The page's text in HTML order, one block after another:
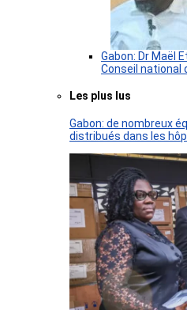
Gabon: Dr Maël
Conseil national
Les plus lus
Gabon: de nombreux
distribués dans les